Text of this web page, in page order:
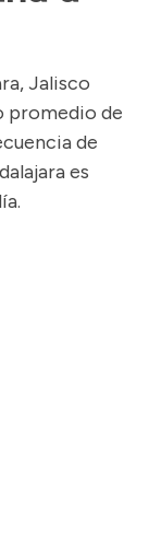
Jalisco
promedio de
de
es